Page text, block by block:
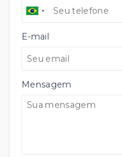
E-mail
Mensagem